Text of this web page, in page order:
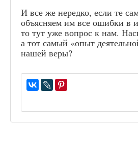
И все же нередко, если те
объясняем им все ошибки в
то тут уже вопрос к нам.
а тот самый «опыт
нашей веры?